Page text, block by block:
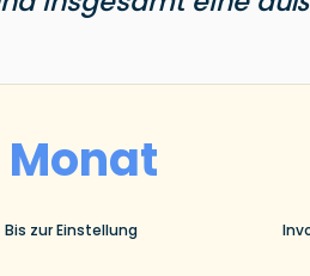
Monat
Bis zur Einstellung